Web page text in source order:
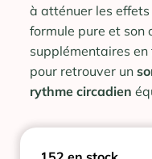
à atténuer les effets
formule pure et son
supplémentaires
pour retrouver un
rythme circadien